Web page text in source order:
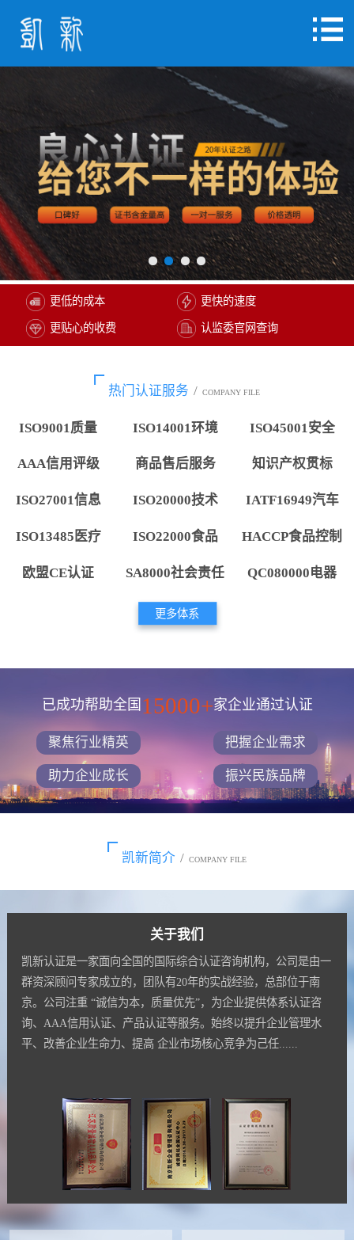
更低的成本 更快的速度
更贴心的收费 认监委官网查询
热门认证服务 / COMPANY FILE
ISO9001质量 ISO14001环境 ISO45001安全
AAA信用评级 商品售后服务 知识产权贯标
ISO27001信息 ISO20000技术 IATF16949汽车
ISO13485医疗 ISO22000食品 HACCP食品控制
欧盟CE认证 SA8000社会责任 QC080000电器
更多体系
已成功帮助全国 15000+家企业通过认证
聚焦行业精英 把握企业需求
助力企业成长 振兴民族品牌
凯新简介 / COMPANY FILE
关于我们
凯新认证是一家面向全国的国际综合认证咨询机构，公司是由一
群资深顾问专家成立的，团队有20年的实战经验，总部位于南
京。公司注重 “诚信为本，质量优先”，为企业提供体系认证咨
询、AAA信用认证、产品认证等服务。始终以提升企业管理水
平、改善企业生命力、提高 企业市场核心竞争为己任......